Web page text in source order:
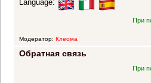
Language:
При
Модератор: Клеома
Обратная связь
При